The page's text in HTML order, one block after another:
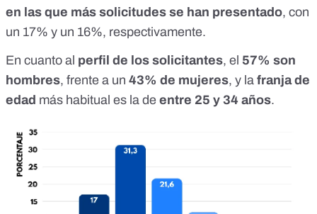
en las que más solicitudes se han presentado, con
un 17% y un 16%, respectivamente.
En cuanto al perfil de los solicitantes, el 57% son
hombres, frente a un 43% de mujeres, y la franja de
edad más habitual es la de entre 25 y 34 años.